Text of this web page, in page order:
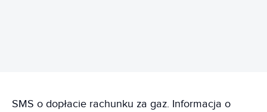
SMS o dopłacie rachunku za gaz. Informacja o